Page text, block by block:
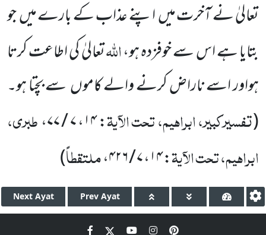
تعالیٰ نے آخرت میںاپنے عذاب کے بارےمیںجو
بتایا ہے اس سے خوفزدہ ہو،اللّٰہتعالیٰ کی اطاعتکرتا
ہواور اسے ناراض کرنے والے کاموںسے بچتا ہو۔
(تفسیرکبیر، ابراہیم، تحت الآیۃ:۱۴،۷ / ۷۷ ،طبری،
ابراہیم، تحت الآیۃ:۱۴،۷ / ۴۲۶ ،ملتقطاً)
Next Ayat Prev Ayat